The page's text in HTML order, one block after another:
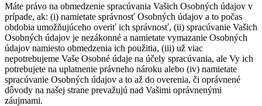
Máte právo na obmedzenie spracúvania Vašich Osobných údajov v
prípade, ak: (i) namietate správnosť Osobných údajov a to počas
obdobia umožňujúceho overiť ich správnosť, (ii) spracúvanie Vašich
Osobných údajov je nezákonné a namietate vymazanie Osobných
údajov namiesto obmedzenia ich použitia, (iii) už viac
nepotrebujeme Vaše Osobné údaje na účely spracúvania, ale Vy ich
potrebujete na uplatnenie právneho nároku alebo (iv) namietate
spracúvanie Osobných údajov a to až do overenia, či oprávnené
dôvody na našej strane prevažujú nad Vašimi oprávnenými
záujmami.